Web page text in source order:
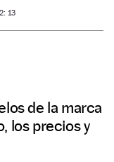
13
de la marca
los precios y